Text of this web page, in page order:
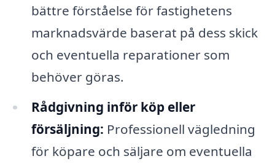
bättre förståelse för fastighetens
marknadsvärde baserat på dess skick
och eventuella reparationer som
behöver göras.
Rådgivning inför köp eller
försäljning: Professionell vägledning
för köpare och säljare om eventuella